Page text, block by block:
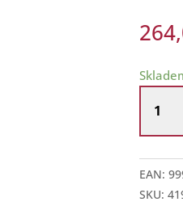
nákupní
taška
43
cm
přes
EAN:
SKU: